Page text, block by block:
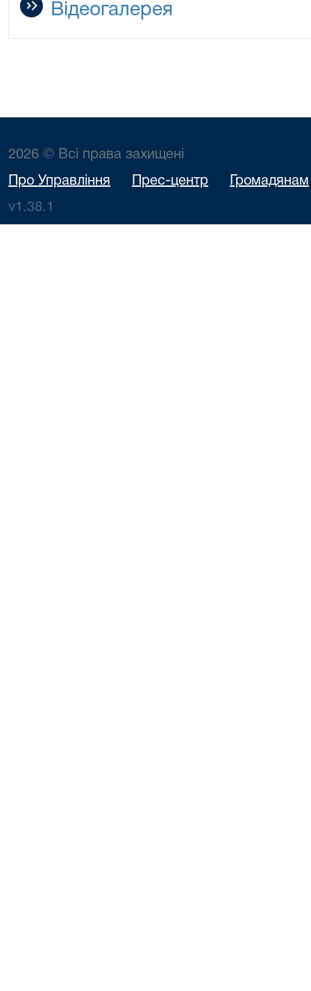
Відеогалерея
2026 © Всі права захищені
Про Управління Прес-центр Громадянам
v1.38.1